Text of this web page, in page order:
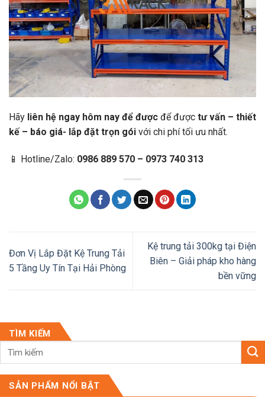
Hãy liên hệ ngay hôm nay để được để được tư vấn – thiết
kế – báo giá- lắp đặt trọn gói với chi phí tối ưu nhất.
📱 Hotline/Zalo: 0986 889 570 – 0973 740 313
Đơn Vị Lắp Đặt Kệ Trung Tải
5 Tầng Uy Tín Tại Hải Phòng
Kệ trung tải 300kg tại Điện
Biên – Giải pháp kho hàng
bền vững
TÌM KIẾM
SẢN PHẨM NỔI BẬT